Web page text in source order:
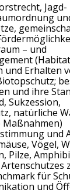
Jagd-
– und
und Erhalten
und ihre
Sukzession,
natürliche
Maßnahmen)
und
Vögel,
Pilze,
für
und